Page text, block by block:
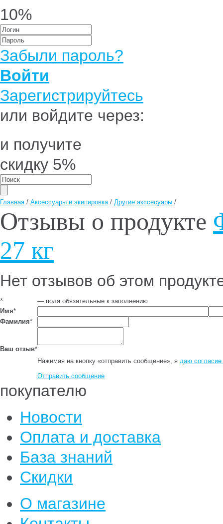
10%
Забыли пароль?
Войти
Зарегистрируйтесь
или войдите через:
и получите
скидку 5%
Главная / Аксессуары и экипировка / Другие акссесуары /
Отзывы о продукте
27 кг
Нет отзывов об этом
*
— поля обязательные к заполнению
Имя*
Фамилия*
Ваш отзыв*
Нажимая на кнопку «отправить сообщение», я даю
Отправить сообщение
покупателю
Новости
Оплата и доставка
База знаний
Скидки
О магазине